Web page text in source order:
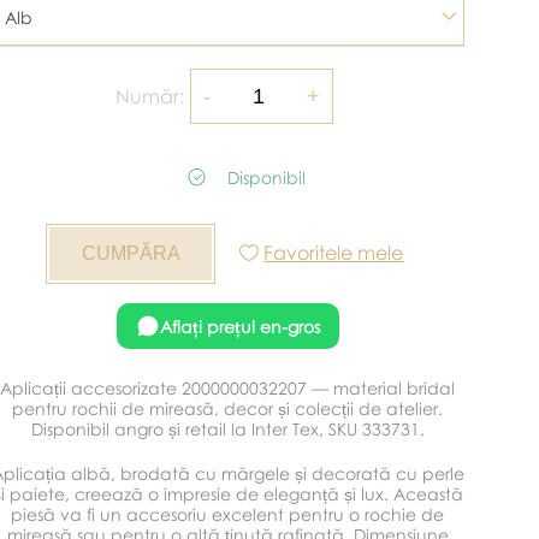
Alb
Număr:
Disponibil
Favoritele mele
Aflați prețul en-gros
Aplicații accesorizate 2000000032207 — material bridal
pentru rochii de mireasă, decor și colecții de atelier.
Disponibil angro și retail la Inter Tex, SKU 333731.
albă, brodată cu mărgele și decorată cu perle
paiete, creează o impresie de eleganță și lux. Această
piesă va fi un accesoriu excelent pentru o rochie de
mireasă sau pentru o altă ținută rafinată. Dimensiune